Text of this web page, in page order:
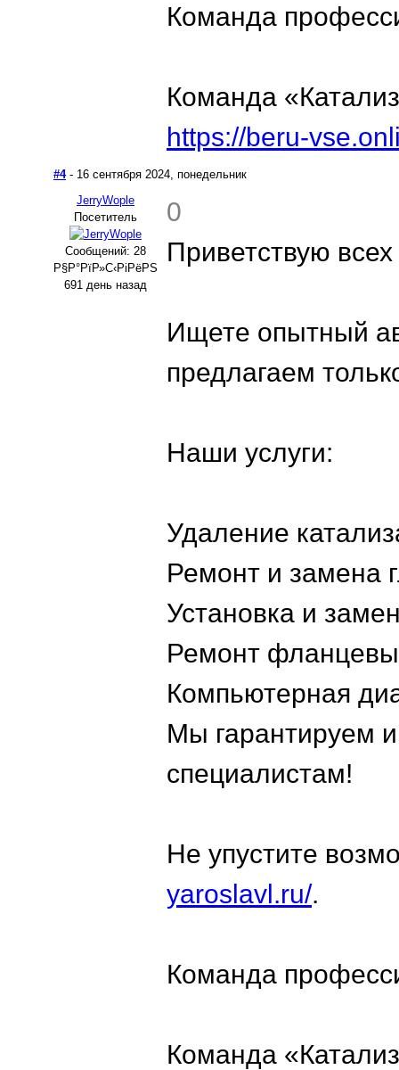
Команда
Команда
https://beru-
#4- 16 сентября 2024, понедельник
JerryWople
Посетитель
Сообщений: 28
Р§Р°РїР»С‹РіРёРЅ
691 день назад
0
Приветствую
Ищете опытный
предлагаем
Наши услуги:
Удаление
Ремонт и замена
Установка и
Ремонт
Компьютерная
Мы гарантируем
специалистам!
Не упустите
yaroslavl.ru/.
Команда
Команда